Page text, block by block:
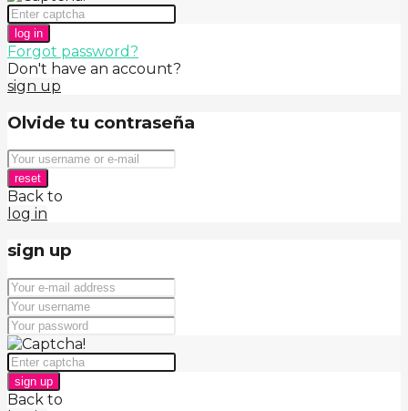
log in
Forgot password?
Don't have an account?
sign up
Olvide tu contraseña
reset
Back to
log in
sign up
sign up
Back to